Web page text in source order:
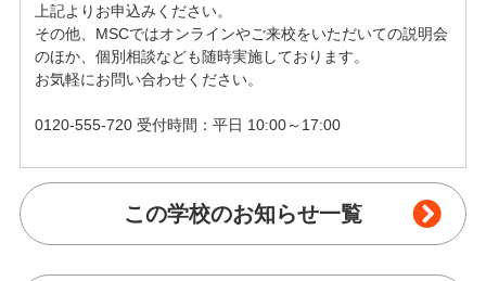
上記よりお申込みください。
その他、MSCではオンラインやご来校をいただいての説明会
のほか、個別相談なども随時実施しております。
お気軽にお問い合わせください。
0120-555-720 受付時間：平日 10:00～17:00
この学校のお知らせ一覧